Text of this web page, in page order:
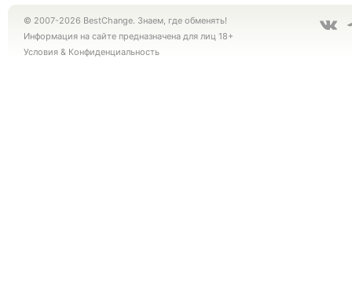
© 2007-2026 BestChange. Знаем, где обменять!
Информация на сайте предназначена для лиц 18+
Условия & Конфиденциальность